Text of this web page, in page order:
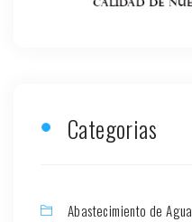
Categorias
Abastecimiento de Agua